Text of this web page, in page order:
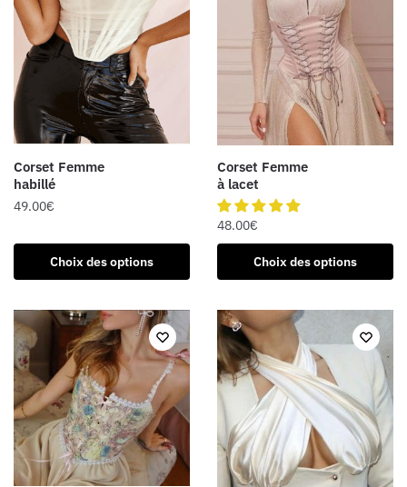
produit
produit
Corset Femme
habillé
49.00€
Choix des options
produit
a
variations.
Les
options
peuvent
être
choisies
sur
la
Corset Femme
à lacet
48.00€
Choix des options
produit
plusieurs
variations.
Les
options
peuvent
être
choisies
sur